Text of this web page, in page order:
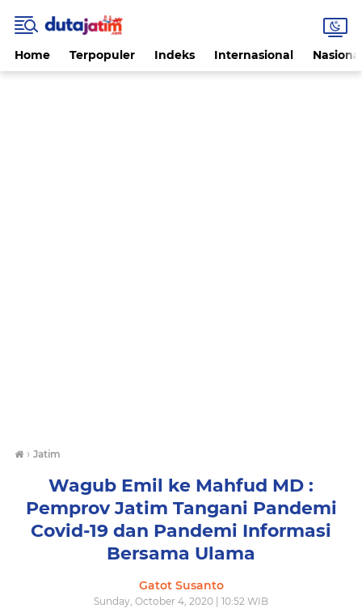
Home Terpopuler Indeks Internasional
› Jatim
Wagub Emil ke Mahfud MD :
Pemprov Jatim Tangani Pandemi
Covid-19 dan Pandemi Informasi
Bersama Ulama
Gatot Susanto
Sunday, October 4, 2020 | 10:52 WIB